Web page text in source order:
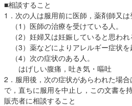
■相談すること
1．次の人は服用前に医師，薬剤師又
（1）医師の治療を受けている人。
（2）妊婦又は妊娠していると思われ
（3）薬などによりアレルギー症状を
（4）次の症状のある人。
はげしい腹痛，吐き気・嘔吐
2．服用後，次の症状があらわれた場
で，直ちに服用を中止し，この文書を
販売者に相談すること